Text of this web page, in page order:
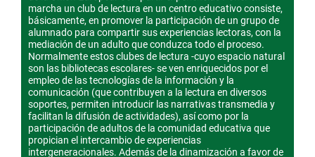
marcha un club de lectura en un centro educativo consiste,
básicamente, en promover la participación de un grupo de
alumnado para compartir sus experiencias lectoras, con la
mediación de un adulto que conduzca todo el proceso.
Normalmente estos clubes de lectura -cuyo espacio natural
son las bibliotecas escolares- se ven enriquecidos por el
empleo de las tecnologías de la información y la
comunicación (que contribuyen a la lectura en diversos
soportes, permiten introducir las narrativas transmedia y
facilitan la difusión de actividades), así como por la
participación de adultos de la comunidad educativa que
propician el intercambio de experiencias
intergeneracionales. Además de la dinamización a favor de